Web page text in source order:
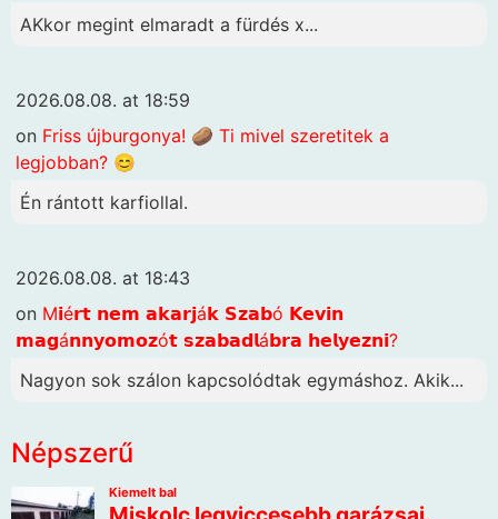
AKkor megint elmaradt a fürdés x...
2026.08.08. at 18:59
on Friss újburgonya! 🥔 Ti mivel szeretitek a
legjobban? 😊
Én rántott karfiollal.
2026.08.08. at 18:43
on M𝗶é𝗿𝘁 𝗻𝗲𝗺 𝗮𝗸𝗮𝗿𝗷á𝗸 𝗦𝘇𝗮𝗯ó 𝗞𝗲𝘃𝗶𝗻
𝗺𝗮𝗴á𝗻𝗻𝘆𝗼𝗺𝗼𝘇ó𝘁 𝘀𝘇𝗮𝗯𝗮𝗱𝗹á𝗯𝗿𝗮 𝗵𝗲𝗹𝘆𝗲𝘇𝗻𝗶?
Nagyon sok szálon kapcsolódtak egymáshoz. Akik...
Népszerű